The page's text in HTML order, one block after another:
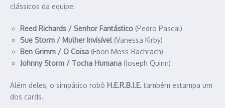
clássicos da equipe:
Reed Richards / Senhor Fantástico (Pedro Pascal)
Sue Storm / Mulher Invisível(Vanessa Kirby)
Ben Grimm / O Coisa (Ebon Moss-Bachrach)
Johnny Storm / Tocha Humana (Joseph Quinn)
Além deles, o simpático robô H.E.R.B.I.E.também estampa um
dos cards.